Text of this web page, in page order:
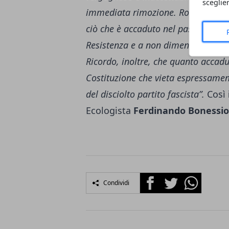
immediata rimozione. Roma
ciò che è accaduto nel passato
Resistenza e a non dimenticare il
Ricordo, inoltre, che quanto
Costituzione che vieta
del disciolto partito fascista”.
Ecologista Ferdinando Bonessio
Condividi FacebookTwitterWhatsapp